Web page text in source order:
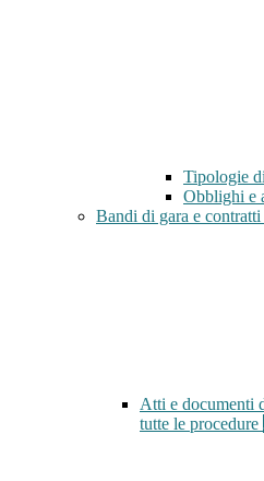
Tipologie
Obblighi e
Bandi di gara e contratti
Atti e documenti
tutte le procedure